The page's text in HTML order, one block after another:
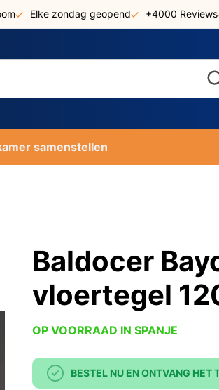
Elke zondag geopend +4000 Reviews
samenstellen
Baldocer
vloertegel
OP VOORRAAD IN SPANJE
BESTEL NU EN ONTVANG HET